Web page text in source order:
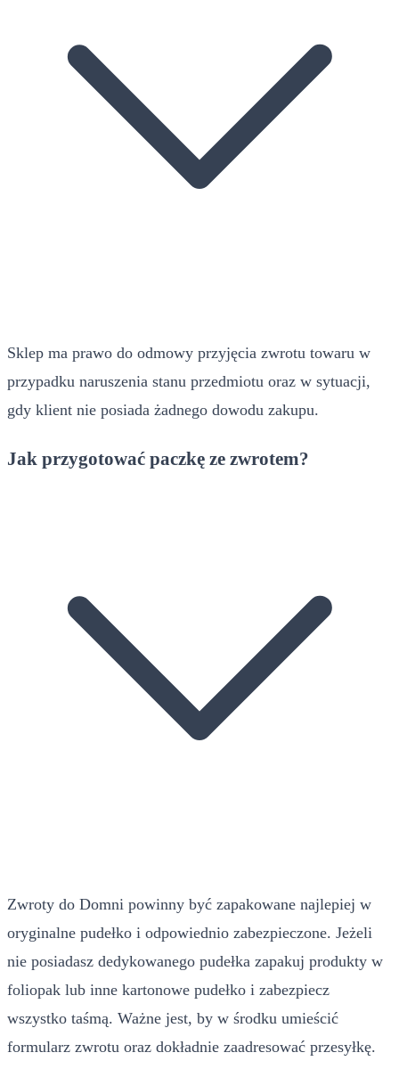
Sklep ma prawo do odmowy przyjęcia zwrotu towaru w
przypadku naruszenia stanu przedmiotu oraz w sytuacji,
gdy klient nie posiada żadnego dowodu zakupu.
Jak przygotować paczkę ze zwrotem?
Zwroty do Domni powinny być zapakowane najlepiej w
oryginalne pudełko i odpowiednio zabezpieczone. Jeżeli
nie posiadasz dedykowanego pudełka zapakuj produkty w
foliopak lub inne kartonowe pudełko i zabezpiecz
wszystko taśmą. Ważne jest, by w środku umieścić
formularz zwrotu oraz dokładnie zaadresować przesyłkę.